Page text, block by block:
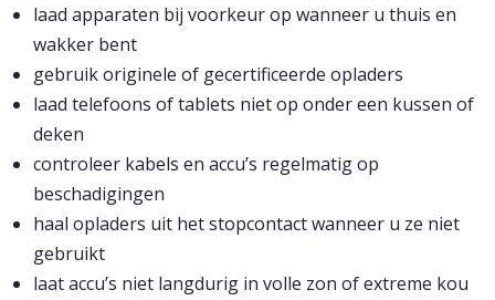
laad apparaten bij voorkeur op wanneer u thuis en
wakker bent
gebruik originele of gecertificeerde opladers
laad telefoons of tablets niet op onder een kussen of
deken
controleer kabels en accu’s regelmatig op
beschadigingen
haal opladers uit het stopcontact wanneer u ze niet
gebruikt
laat accu’s niet langdurig in volle zon of extreme kou